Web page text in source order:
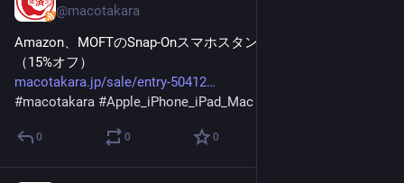
@macotakara
Amazon、MOFTのSnap-Onスマホスタンドを3,808円で販売中
（15%オフ）
macotakara.jp/sale/entry-50412
#macotakara #Apple_iPhone_iPad_Mac
0 0 0